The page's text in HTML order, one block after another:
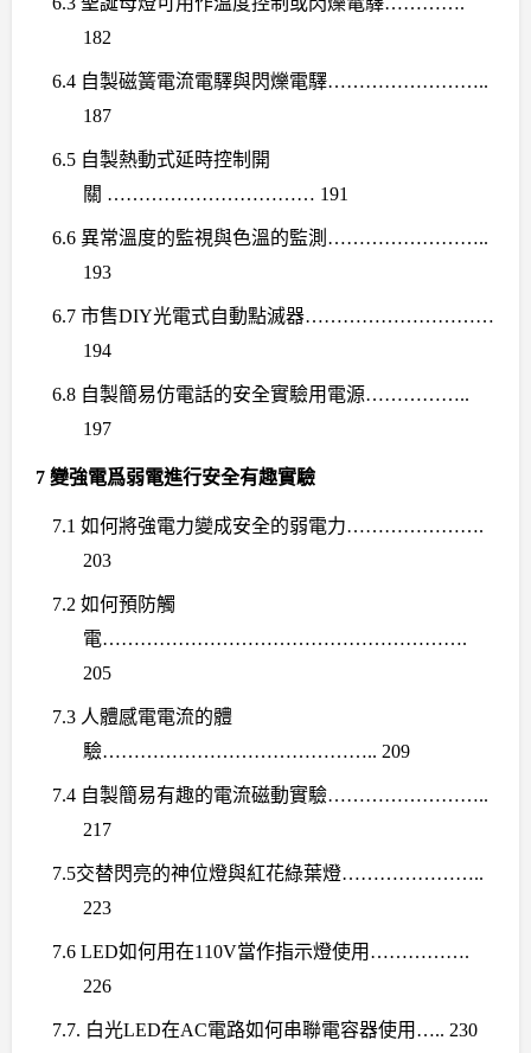
182
6.4 自製磁簧電流電驛與閃爍電驛……………………..
187
6.5 自製熱動式延時控制開
關 …………………………… 191
6.6 異常溫度的監視與色溫的監測 ……………………..
193
6.7 市售DIY光電式自動點滅器…………………………
194
6.8 自製簡易仿電話的安全實驗用電源……………..
197
7 變強電爲弱電進行安全有趣實驗
7.1 如何將強電力變成安全的弱電力………………….
203
7.2 如何預防觸
電………………………………………………….
205
7.3 人體感電電流的體
驗…………………………………….. 209
7.4 自製簡易有趣的電流磁動實驗……………………..
217
7.5交替閃亮的神位燈與紅花綠葉燈…………………..
223
7.6 LED如何用在110V當作指示燈使用 …………….
226
7.7. 白光LED在AC電路如何串聯電容器使用 ….. 230